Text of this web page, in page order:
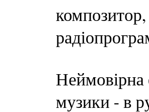
Неймовірна
музики - в